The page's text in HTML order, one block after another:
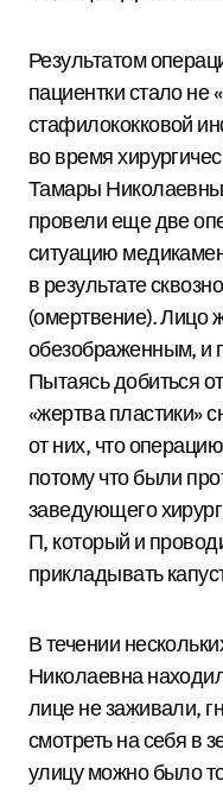
Результатом
пациентки стало не
стафилококковой
во время
Тамары Николаевны
провели еще две
ситуацию
в результате
(омертвение). Лицо
обезображенным, и
Пытаясь добиться
«жертва пластики»
от них, что
потому что были
заведующего
П, который и
прикладывать
В течении
Николаевна
лице не заживали,
смотреть на себя в
улицу можно было